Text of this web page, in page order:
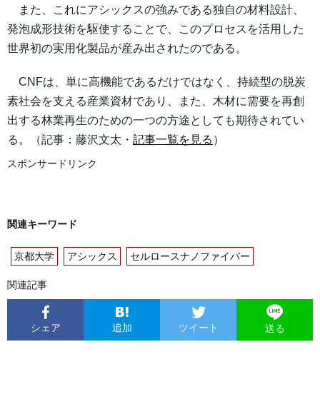
また、これにアシックスの強みである独自の材料設計、
発泡成形技術を駆使することで、このプロセスを活用した
世界初の実用化製品が産み出されたのである。
CNFは、単に高機能であるだけではなく、持続型の脱炭
素社会を支える産業資材であり、また、木材に需要を再創
出する林業再生のための一つの方途としても期待されてい
る。（記事：藤沢文太・ 記事一覧を見る ）
スポンサードリンク
関連キーワード
京都大学 アシックス セルロースナノファイバー
関連記事
シェア 追加 ツイート 送る